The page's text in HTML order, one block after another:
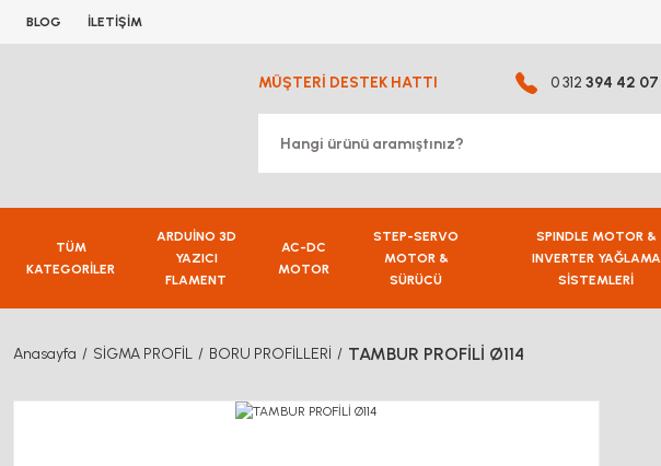
BLOG İLETİŞİM
MÜŞTERİ DESTEK HATTI 0 312 394 42 07
TÜM
KATEGORİLER
ARDUİNO 3D
YAZICI
FLAMENT
AC-DC
MOTOR
STEP-SERVO
MOTOR &
SÜRÜCÜ
SPINDLE MOTOR &
INVERTER YAĞLAMA
SİSTEMLERİ
Anasayfa SİGMA PROFİL BORU PROFİLLERİ TAMBUR PROFİLİ Ø114